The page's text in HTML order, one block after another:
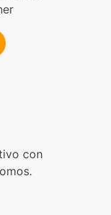
con